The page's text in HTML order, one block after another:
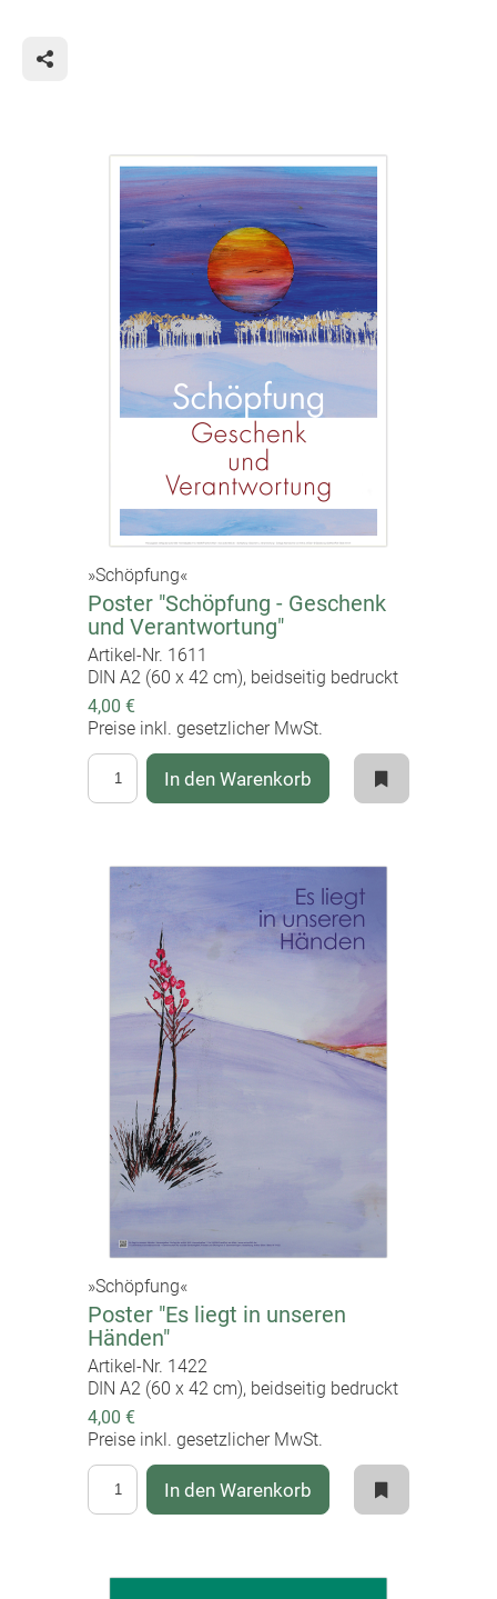
Schönheit und Zartheit aus dem Weltraum sah,
Es sind erstaunlicherweise nicht die Gedanken eines
nüchternen Naturwissenschaftlers, und auch nicht
die Gedanken eines siegreichen Helden. Von einem
Staat gesendet, der nur den Glauben an den
Sozialismus zählen ließ, kommen dem Ausnahme-
Astronauten in seinem Ausgeliefertsein an die
technischen Möglichkeiten seiner Weltraumkapsel
die Erkenntnis, dass die Erde genauso verletzlich
und klein ist wie er, in den unendlichen Weiten des
Weltalls. Es sind die Gedanken eines Menschen, der
beim Anblick seines Heimatplaneten Erde innerlich
(Text: Ulrike Maria Haak)
»Schöpfung«
Poster "Schöpfung - Geschenk
und Verantwortung"
Artikel-Nr. 1611
DIN A2 (60 x 42 cm), beidseitig bedruckt
4,00 €
Preise inkl. gesetzlicher MwSt.
In den Warenkorb
»Schöpfung«
Poster "Es liegt in unseren
Händen"
Artikel-Nr. 1422
DIN A2 (60 x 42 cm), beidseitig bedruckt
4,00 €
Preise inkl. gesetzlicher MwSt.
In den Warenkorb